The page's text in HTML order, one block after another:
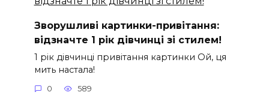
Зворушливі картинки-привітання:
відзначте 1 рік дівчинці зі стилем!
1 рік дівчинці привітання картинки Ой, ця
мить настала!
0 589